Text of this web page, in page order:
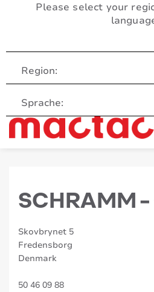
Please select your
Region:
Sprache:
Customer Service
SCHRAMM
Skovbrynet 5
Fredensborg
Denmark
50 46 09 88